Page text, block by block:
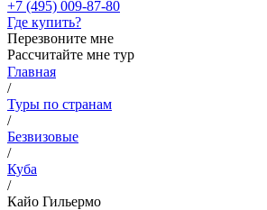
+7 (495) 009-87-80
Где купить?
Перезвоните мне
Рассчитайте мне тур
Главная
/
Туры по странам
/
Безвизовые
/
Куба
/
Кайо Гильермо